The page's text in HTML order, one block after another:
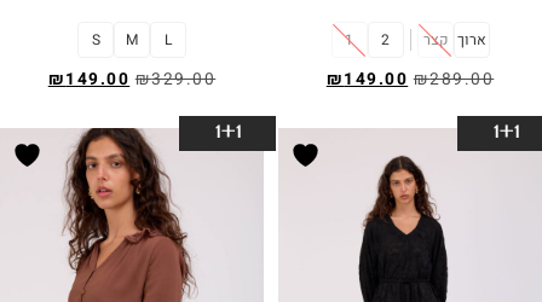
ארוך קצר 2
1
₪289.00
₪149.00
בחר אפשרויות
L
M
S
₪329.00
₪149.00
בחר אפשרויות
1+1
1+1